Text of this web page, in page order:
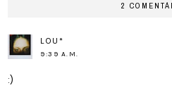
2
LOU*
9:39 A.M.
:)